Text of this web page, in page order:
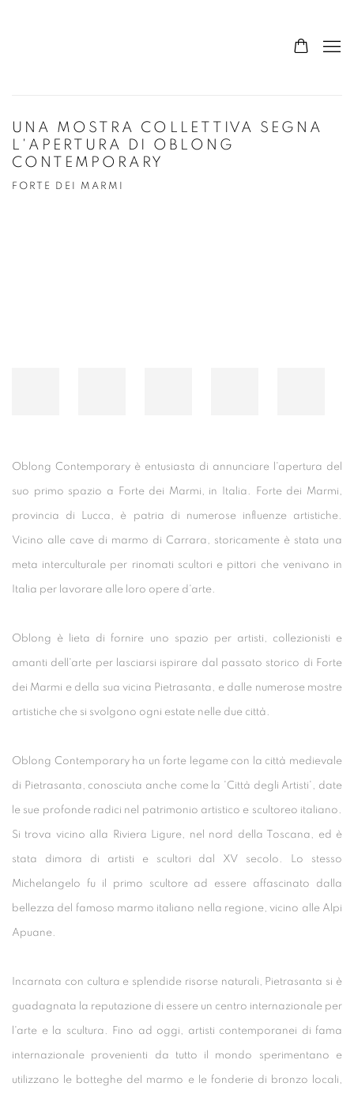
UNA MOSTRA COLLETTIVA SEGNA
L'APERTURA DI OBLONG
CONTEMPORARY
FORTE DEI MARMI
Oblong Contemporary è entusiasta di annunciare l'apertura del
suo primo spazio a Forte dei Marmi, in Italia. Forte dei Marmi,
provincia di Lucca, è patria di numerose influenze artistiche.
Vicino alle cave di marmo di Carrara, storicamente è stata una
meta interculturale per rinomati scultori e pittori che venivano in
Italia per lavorare alle loro opere d'arte.
Oblong è lieta di fornire uno spazio per artisti, collezionisti e
amanti dell'arte per lasciarsi ispirare dal passato storico di Forte
dei Marmi e della sua vicina Pietrasanta, e dalle numerose mostre
artistiche che si svolgono ogni estate nelle due città.
Oblong Contemporary ha un forte legame con la città medievale
di Pietrasanta, conosciuta anche come la 'Città degli Artisti', date
le sue profonde radici nel patrimonio artistico e scultoreo italiano.
Si trova vicino alla Riviera Ligure, nel nord della Toscana, ed è
stata dimora di artisti e scultori dal XV secolo. Lo stesso
Michelangelo fu il primo scultore ad essere affascinato dalla
bellezza del famoso marmo italiano nella regione, vicino alle Alpi
Apuane.
Incarnata con cultura e splendide risorse naturali, Pietrasanta si è
guadagnata la reputazione di essere un centro internazionale per
l'arte e la scultura. Fino ad oggi, artisti contemporanei di fama
internazionale provenienti da tutto il mondo sperimentano e
utilizzano le botteghe del marmo e le fonderie di bronzo locali,